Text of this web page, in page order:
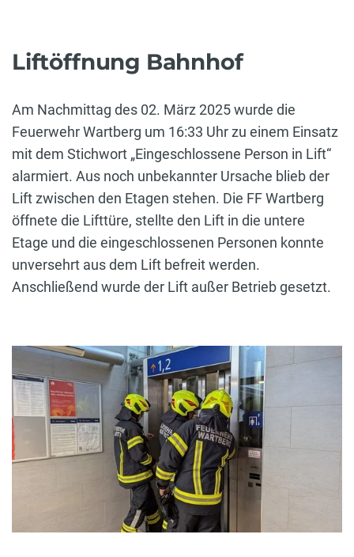
Liftöffnung Bahnhof
Am Nachmittag des 02. März 2025 wurde die
Feuerwehr Wartberg um 16:33 Uhr zu einem Einsatz
mit dem Stichwort „Eingeschlossene Person in Lift“
alarmiert. Aus noch unbekannter Ursache blieb der
Lift zwischen den Etagen stehen. Die FF Wartberg
öffnete die Lifttüre, stellte den Lift in die untere
Etage und die eingeschlossenen Personen konnte
unversehrt aus dem Lift befreit werden.
Anschließend wurde der Lift außer Betrieb gesetzt.